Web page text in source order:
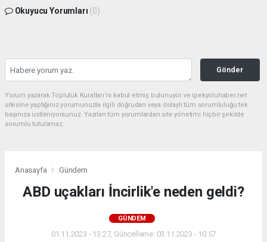
Okuyucu Yorumları (0)
Gönder
Yorum yazarak Topluluk Kuralları’nı kabul etmiş bulunuyor ve ipekyoluhaber.net
sitesine yaptığınız yorumunuzla ilgili doğrudan veya dolaylı tüm sorumluluğu tek
başınıza üstleniyorsunuz. Yazılan tüm yorumlardan site yönetimi hiçbir şekilde
sorumlu tutulamaz.
Anasayfa Gündem
ABD uçakları İncirlik'e neden geldi?
GÜNDEM
01.11.2023 - 13:27, Güncelleme: 03.11.2023 - 10:57